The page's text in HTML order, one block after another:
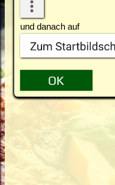
und danach auf